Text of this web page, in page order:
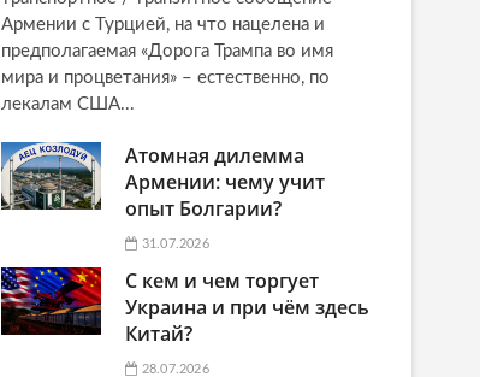
Армении с Турцией, на что нацелена и
предполагаемая «Дорога Трампа во имя
мира и процветания» – естественно, по
лекалам США...
Атомная дилемма
Армении: чему учит
опыт Болгарии?
31.07.2026
С кем и чем торгует
Украина и при чём здесь
Китай?
28.07.2026